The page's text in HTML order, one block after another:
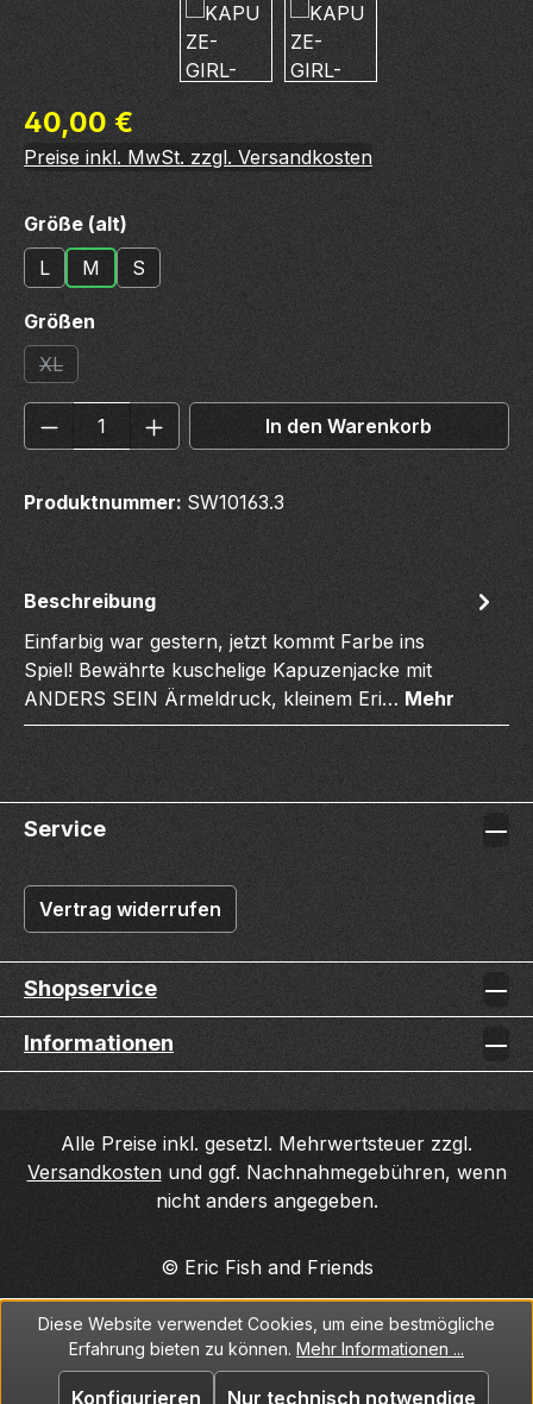
Regulärer Preis:
40,00 €
Preise inkl. MwSt. zzgl. Versandkosten
Größe (alt) auswählen
L
M S
Größen auswählen
XL
(Diese Option ist zurzeit nicht verfügbar.)
Produkt Anzahl: Gib denIn den Warenkorb
Produktnummer: SW10163.3
Beschreibung
Einfarbig war gestern, jetzt kommt Farbe ins
Spiel! Bewährte kuschelige Kapuzenjacke mit
ANDERS SEIN Ärmeldruck, kleinem Eri… Mehr
Service
Vertrag widerrufen
Shopservice
Informationen
Alle Preise inkl. gesetzl. Mehrwertsteuer zzgl.
Versandkostenund ggf. Nachnahmegebühren, wenn
nicht anders angegeben.
© Eric Fish and Friends
Diese Website verwendet Cookies, um eine bestmögliche
Erfahrung bieten zu können. Mehr Informationen ...
Nur technisch notwendige
Konfigurieren